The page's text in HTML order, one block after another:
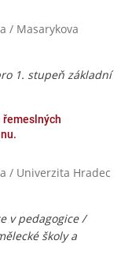
/ Masarykova
1. stupeň základní
/ Univerzita Hradec
v pedagogice /
školy a